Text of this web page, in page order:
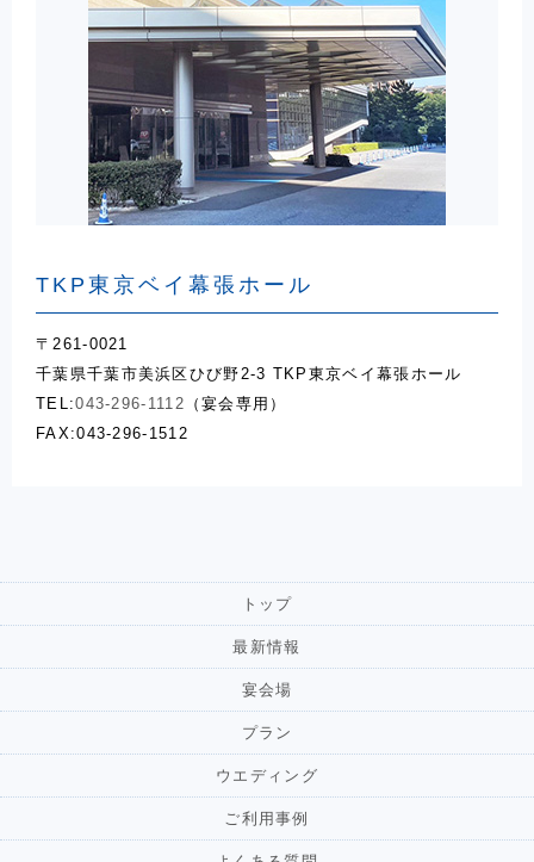
TKP東京ベイ幕張ホール
〒261-0021
千葉県千葉市美浜区ひび野2-3 TKP東京ベイ幕張ホール
TEL:043-296-1112 （宴会専用）
FAX:043-296-1512
トップ
最新情報
宴会場
プラン
ウエディング
ご利用事例